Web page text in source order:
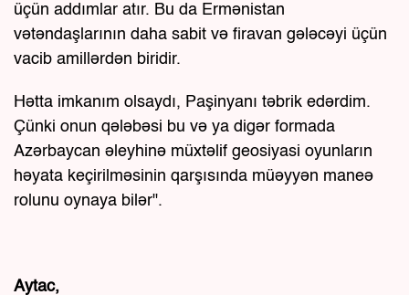
üçün addımlar atır. Bu da Ermənistan
vətəndaşlarının daha sabit və firavan gələcəyi üçün
vacib amillərdən biridir.
Hətta imkanım olsaydı, Paşinyanı təbrik edərdim.
Çünki onun qələbəsi bu və ya digər formada
Azərbaycan əleyhinə müxtəlif geosiyasi oyunların
həyata keçirilməsinin qarşısında müəyyən maneə
rolunu oynaya bilər".
Aytac,